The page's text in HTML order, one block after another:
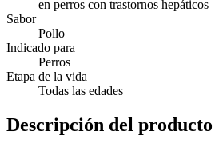
en perros con trastornos hepáticos
Sabor
Pollo
Indicado para
Perros
Etapa de la vida
Todas las edades
Descripción del producto